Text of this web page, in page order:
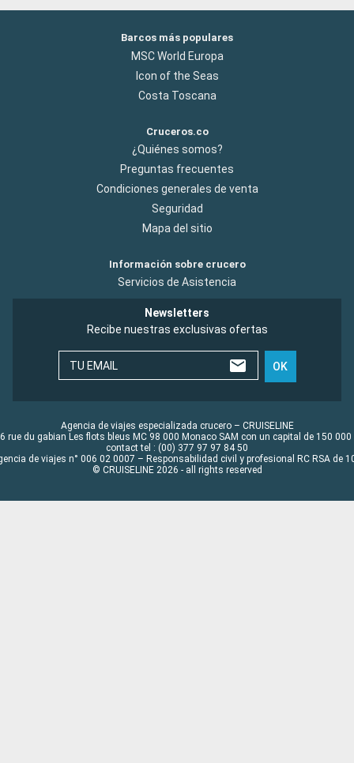
Barcos más populares
MSC World Europa
Icon of the Seas
Costa Toscana
Cruceros.co
¿Quiénes somos?
Preguntas frecuentes
Condiciones generales de venta
Seguridad
Mapa del sitio
Información sobre crucero
Servicios de Asistencia
Newsletters
Recibe nuestras exclusivas ofertas
TU EMAIL OK
Agencia de viajes especializada crucero – CRUISELINE
rue du gabian Les flots bleus MC 98 000 Monaco SAM con un capital de 150 000
contact tel : (00) 377 97 97 84 50
de viajes n° 006 02 0007 – Responsabilidad civil y profesional RC RSA de
© CRUISELINE 2026 - all rights reserved